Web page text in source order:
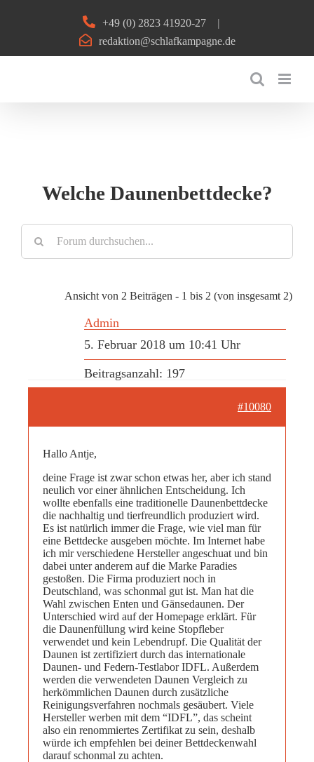
+49 (0) 2823 41920-27
|
redaktion@schlafkampagne.de
Welche Daunenbettdecke?
Ansicht von 2 Beiträgen - 1 bis 2 (von insgesamt 2)
Admin
5. Februar 2018 um 10:41 Uhr
Beitragsanzahl: 197
#10080
Hallo Antje,
deine Frage ist zwar schon etwas her, aber ich stand
neulich vor einer ähnlichen Entscheidung. Ich
wollte ebenfalls eine traditionelle Daunenbettdecke
die nachhaltig und tierfreundlich produziert wird.
Es ist natürlich immer die Frage, wie viel man für
eine Bettdecke ausgeben möchte. Im Internet habe
ich mir verschiedene Hersteller angeschuat und bin
dabei unter anderem auf die Marke Paradies
gestoßen. Die Firma produziert noch in
Deutschland, was schonmal gut ist. Man hat die
Wahl zwischen Enten und Gänsedaunen. Der
Unterschied wird auf der Homepage erklärt. Für
die Daunenfüllung wird keine Stopfleber
verwendet und kein Lebendrupf. Die Qualität der
Daunen ist zertifiziert durch das internationale
Daunen- und Federn-Testlabor IDFL. Außerdem
werden die verwendeten Daunen Vergleich zu
herkömmlichen Daunen durch zusätzliche
Reinigungsverfahren nochmals gesäubert. Viele
Hersteller werben mit dem “IDFL”, das scheint
also ein renommiertes Zertifikat zu sein, deshalb
würde ich empfehlen bei deiner Bettdeckenwahl
darauf schonmal zu achten.